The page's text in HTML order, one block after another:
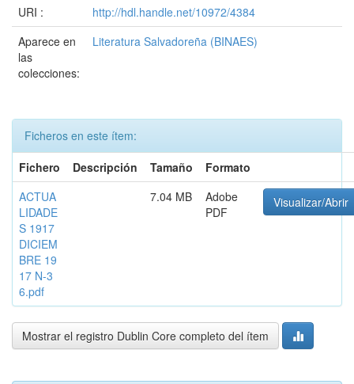
URI :
http://hdl.handle.net/10972/4384
Aparece en
las
colecciones:
Literatura Salvadoreña (BINAES)
Ficheros en este ítem:
Fichero
Descripción Tamaño
Formato
ACTUA
LIDADE
S 1917
DICIEM
BRE 19
17 N-3
6.pdf
7.04 MB
Adobe
PDF
Visualizar/Abrir
Mostrar el registro Dublin Core completo del ítem